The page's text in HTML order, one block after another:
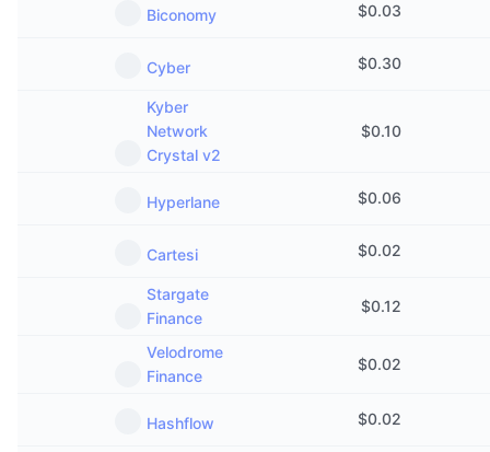
Biconomy $0.03
Cyber $0.30
Kyber
Network
Crystal v2
$0.10
Hyperlane $0.06
Cartesi $0.02
Stargate
Finance
$0.12
Velodrome
Finance
$0.02
Hashflow $0.02